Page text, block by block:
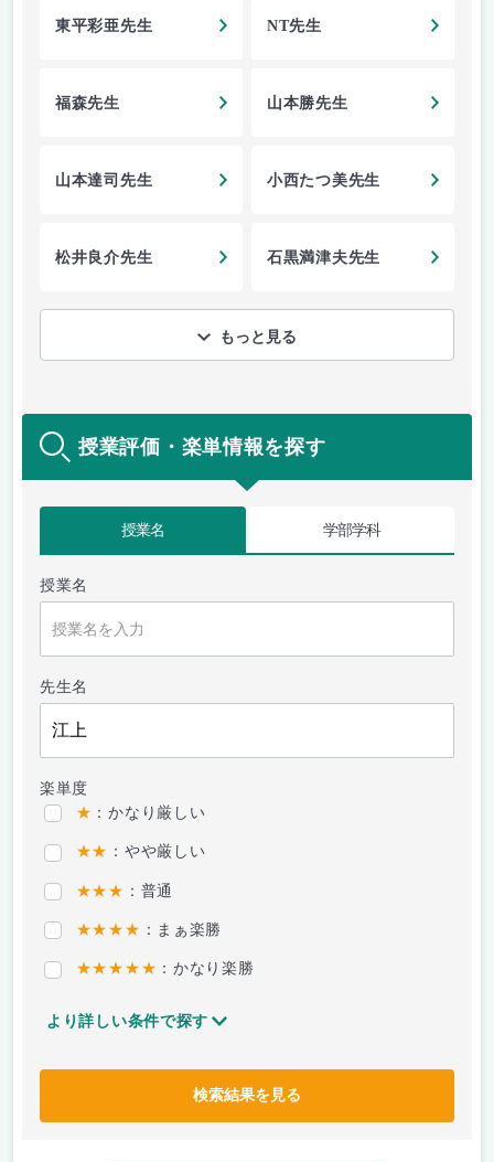
東平彩亜先生 NT先生
福森先生 山本勝先生
山本達司先生 小西たつ美先生
松井良介先生 石黒満津夫先生
もっと見る
授業評価・楽単情報を探す
授業名 学部学科
授業名
先生名
楽単度
★ ：かなり厳しい
★★ ：やや厳しい
★★★ ：普通
★★★★ ：まぁ楽勝
★★★★★ ：かなり楽勝
より詳しい条件で探す
検索結果を見る